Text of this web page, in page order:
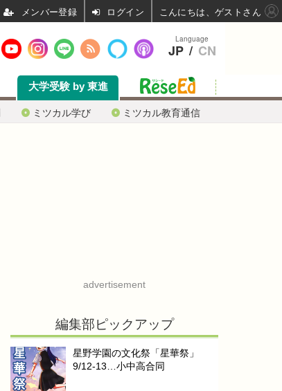
ミツカル学び ミツカル教育通信
大学受験 by 東進
advertisement
編集部ピックアップ
星野学園の文化祭「星華祭」
9/12-13…小中高合同
Language
JP / CN
ログイン こんにちは、ゲストさん